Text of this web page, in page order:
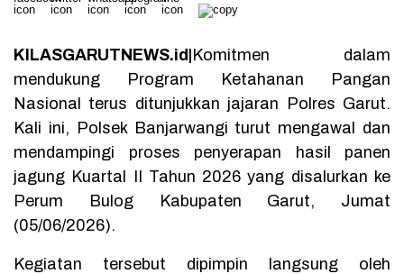
KILASGARUTNEWS.id| Komitmen dalam
mendukung Program Ketahanan Pangan
Nasional terus ditunjukkan jajaran Polres Garut.
Kali ini, Polsek Banjarwangi turut mengawal dan
mendampingi proses penyerapan hasil panen
jagung Kuartal II Tahun 2026 yang disalurkan ke
Perum Bulog Kabupaten Garut, Jumat
(05/06/2026).
Kegiatan tersebut dipimpin langsung oleh